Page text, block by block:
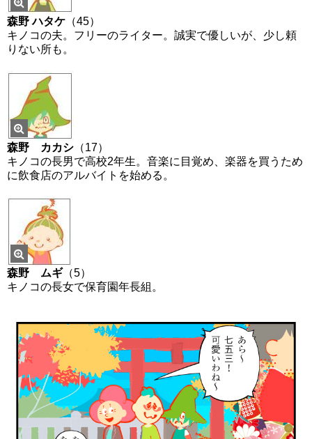
森野 ハタケ （45）
キノコの夫。フリーのライター。誠実で優しいが、少し頼
りない所も。
森野 カカシ （17）
キノコの長男で高校2年生。音楽に目覚め、楽器を買うため
に飲食店のアルバイトを始める。
森野 ムギ（5）
キノコの長女で保育園年長組。